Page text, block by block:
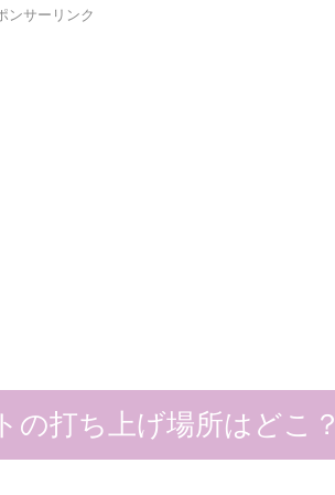
ンサーリンク
の打ち上げ場所はどこ？